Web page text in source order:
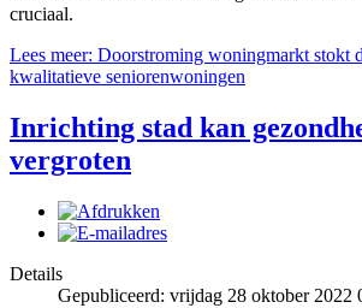
cruciaal.
Lees meer: Doorstroming woningmarkt stokt
kwalitatieve seniorenwoningen
Inrichting stad kan
vergroten
Details
Gepubliceerd: vrijdag 28 oktober 2022